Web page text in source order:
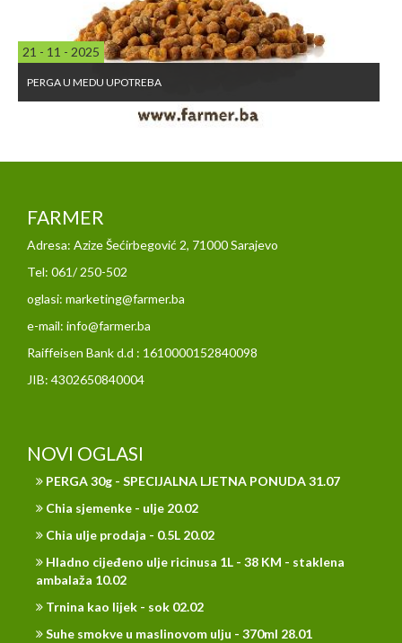
21 - 11 - 2025
PERGA U MEDU UPOTREBA
FARMER
Adresa: Azize Šećirbegović 2, 71000 Sarajevo
Tel: 061/ 250-502
oglasi: marketing@farmer.ba
e-mail: info@farmer.ba
Raiffeisen Bank d.d : 1610000152840098
JIB: 4302650840004
NOVI OGLASI
PERGA 30g - SPECIJALNA LJETNA PONUDA 31.07
Chia sjemenke - ulje 20.02
Chia ulje prodaja - 0.5L 20.02
Hladno cijeđeno ulje ricinusa 1L - 38 KM - staklena
ambalaža 10.02
Trnina kao lijek - sok 02.02
Suhe smokve u maslinovom ulju - 370ml 28.01